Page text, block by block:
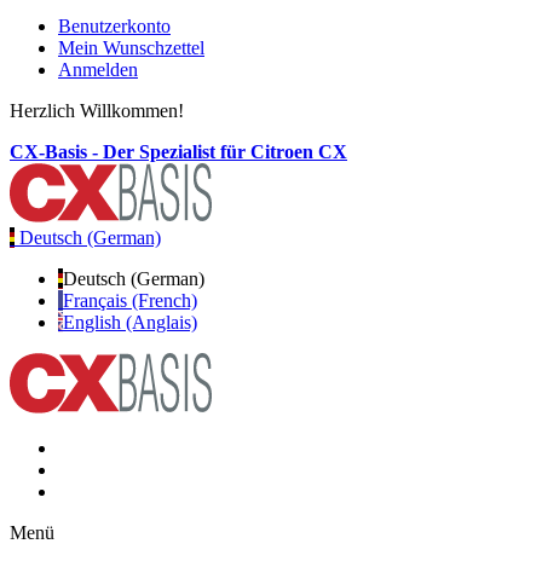
Benutzerkonto
Mein Wunschzettel
Anmelden
Herzlich Willkommen!
CX-Basis - Der Spezialist für Citroen CX
Deutsch (German)
Deutsch (German)
Français (French)
English (Anglais)
Menü